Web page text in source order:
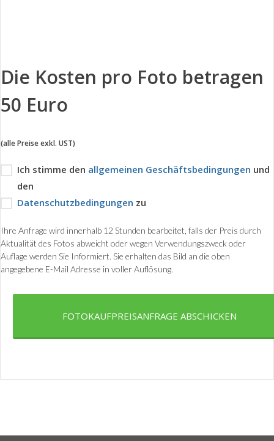
Die Kosten pro Foto betragen
50 Euro
(alle Preise exkl. UST)
Ich stimme den allgemeinen Geschäftsbedingungen und
den
Datenschutzbedingungen zu
Ihre Anfrage wird innerhalb 12 Stunden bearbeitet, falls der Preis durch
Aktualität des Fotos abweicht oder wegen Verwendungszweck oder
Auflage werden Sie Informiert. Sie erhalten das Bild an die oben
angegebene E-Mail Adresse in voller Auflösung.
FOTOKAUFPREISANFRAGE ABSCHICKEN